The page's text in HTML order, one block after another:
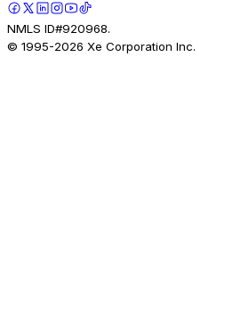
NMLS ID#920968.
© 1995-2026 Xe Corporation Inc.